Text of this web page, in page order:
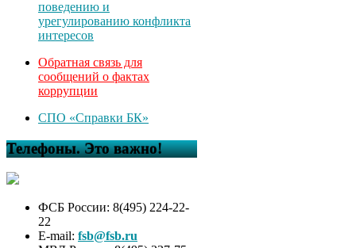
поведению и
урегулированию конфликта
интересов
Обратная связь для
сообщений о фактах
коррупции
СПО «Справки БК»
Телефоны. Это важно!
ФСБ России: 8(495) 224-22-
22
E-mail: fsb@fsb.ru